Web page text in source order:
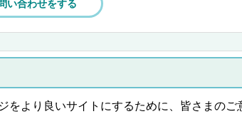
い合わせをする
をより良いサイトにするために、皆さまのご